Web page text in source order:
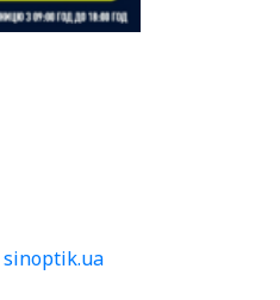
sinoptik.ua